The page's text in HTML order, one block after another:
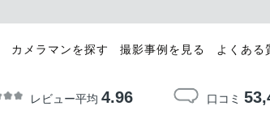
カメラマンを探す 撮影事例を見る よくある
レビュー平均 4.96 口コミ